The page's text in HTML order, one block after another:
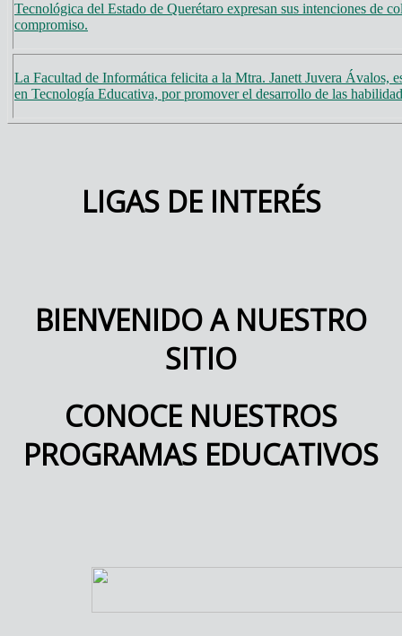
Tecnológica del Estado de Querétaro expresan sus intenciones de
compromiso.
La Facultad de Informática felicita a la Mtra. Janett Juvera Ávalos,
en Tecnología Educativa, por promover el desarrollo de las
LIGAS DE INTERÉS
BIENVENIDO A NUESTRO
SITIO
CONOCE NUESTROS
PROGRAMAS EDUCATIVOS